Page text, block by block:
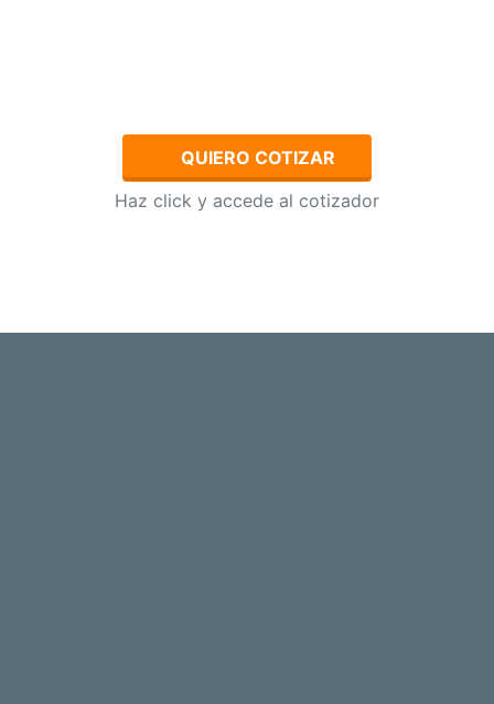
QUIERO COTIZAR
Haz click y accede al cotizador